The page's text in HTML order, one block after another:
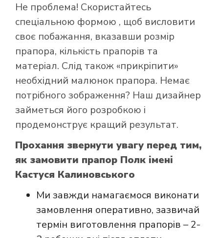
Не проблема! Скористайтесь
спеціальною формою , щоб висловити
своє побажання, вказавши розмір
прапора, кількість прапорів та
матеріал. Слід також «прикріпити»
необхідний малюнок прапора. Немає
потрібного зображення? Наш дизайнер
займеться його розробкою і
продемонструє кращий результат.
Прохання звернути увагу перед тим,
як замовити прапор Полк імені
Кастуся Калиновського
Ми завжди намагаємося виконати
замовлення оперативно, зазвичай
термін виготовлення прапорів – 2-